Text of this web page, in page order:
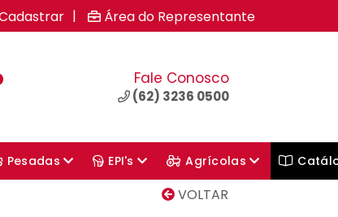
| Área do Representante
Fale Conosco
(62) 3236 0500
Pesadas EPI's Agrícolas
VOLTAR